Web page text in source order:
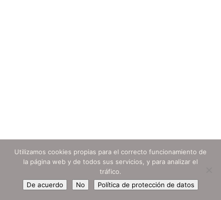
Utilizamos cookies propias para el correcto funcionamiento de
la página web y de todos sus servicios, y para analizar el
tráfico.
De acuerdo
No Política de protección de datos